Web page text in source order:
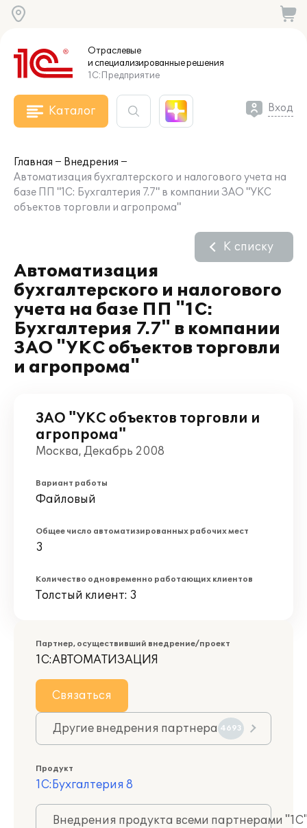
Отраслевые
и специализированныерешения
1С:Предприятие
Каталог Вход
Главная
Внедрения
Автоматизация бухгалтерского и налогового учета на
базе ПП "1С: Бухгалтерия 7.7" в компании ЗАО "УКС
объектов торговли и агропрома"
Автоматизация
бухгалтерского и налогового
учета на базе ПП "1С:
Бухгалтерия 7.7" в компании
ЗАО "УКС объектов торговли
и агропрома"
К списку
ЗАО "УКС объектов торговли и
агропрома"
Москва, Декабрь 2008
Вариант работы
Файловый
Общее число автоматизированных рабочих мест
3
Количество одновременно работающих клиентов
Толстый клиент: 3
Партнер, осуществивший внедрение/проект
1С:АВТОМАТИЗАЦИЯ
Связаться
Другие внедрения партнера 4693
Продукт
1С:Бухгалтерия 8
Внедрения продукта всеми партнерами